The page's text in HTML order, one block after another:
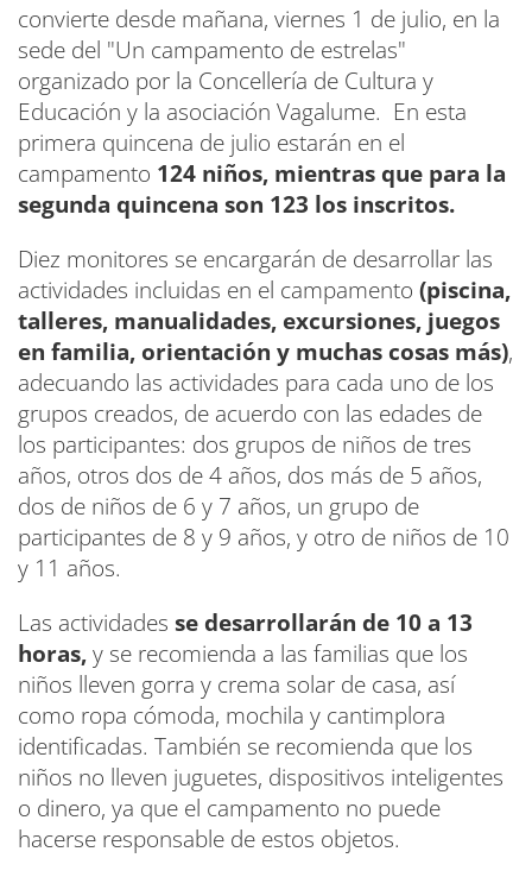
convierte desde mañana, viernes 1 de julio, en la
sede del "Un campamento de estrelas"
organizado por la Concellería de Cultura y
Educación y la asociación Vagalume. En esta
primera quincena de julio estarán en el
campamento 124 niños, mientras que para la
segunda quincena son 123 los inscritos.
Diez monitores se encargarán de desarrollar las
actividades incluidas en el campamento (piscina,
talleres, manualidades, excursiones, juegos
en familia, orientación y muchas cosas más),
adecuando las actividades para cada uno de los
grupos creados, de acuerdo con las edades de
los participantes: dos grupos de niños de tres
años, otros dos de 4 años, dos más de 5 años,
dos de niños de 6 y 7 años, un grupo de
participantes de 8 y 9 años, y otro de niños de 10
y 11 años.
Las actividades se desarrollarán de 10 a 13
horas,y se recomienda a las familias que los
niños lleven gorra y crema solar de casa, así
como ropa cómoda, mochila y cantimplora
identificadas. También se recomienda que los
niños no lleven juguetes, dispositivos inteligentes
o dinero, ya que el campamento no puede
hacerse responsable de estos objetos.